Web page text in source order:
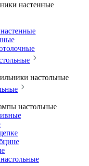
настенные
настольные
настольные